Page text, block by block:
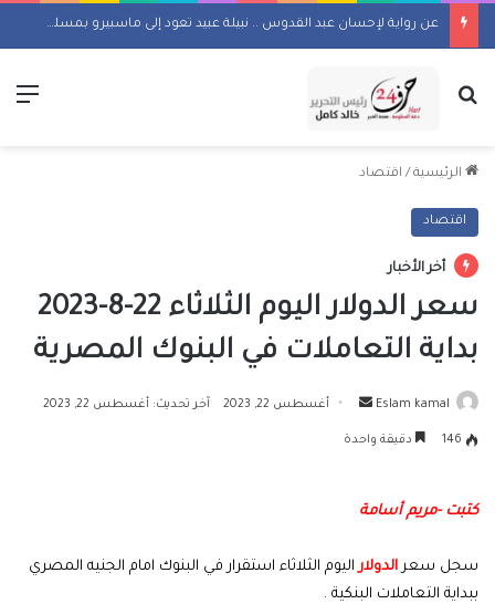
عن رواية لإحسان عبد القدوس .. نبيلة عبيد تعود إلى ماسبيرو بمسلسل إذاعي
بحث عن
الرئيسية / اقتصاد
اقتصاد
أخر الأخبار
سعر الدولار اليوم الثلاثاء 22-8-2023
بداية التعاملات في البنوك المصرية
Eslam kamal
أرسل أغسطس 22, 2023 آخر تحديث: أغسطس 22, 2023
146 دقيقة واحدة
كتبت -مريم أسامة
سجل سعرالدولاراليوم الثلاثاء استقرار في البنوك امام الجنيه المصري
ببداية التعاملات البنكية .